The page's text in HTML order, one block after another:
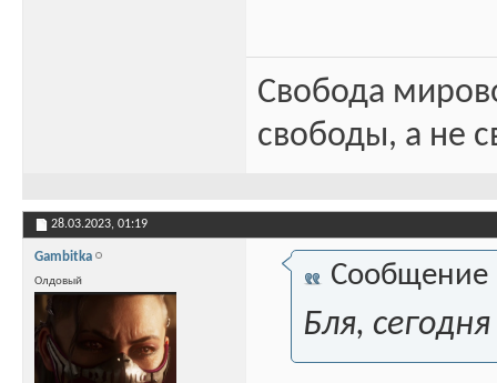
Свобода
свободы, а не
28.03.2023, 01:19
Gambitka
Олдовый Сообщение
Бля,